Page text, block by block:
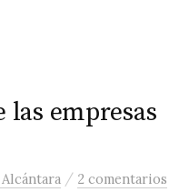
empresas
Alcántara / 2 comentarios